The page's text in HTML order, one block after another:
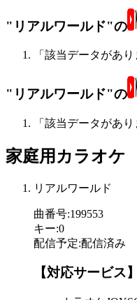
"リアルワールド"の
「該当データがあり
"リアルワールド"の
「該当データがあり
家庭用カラオケ
リアルワールド
曲番号:199553
キー:0
配信予定:配信済み
【対応サービス】